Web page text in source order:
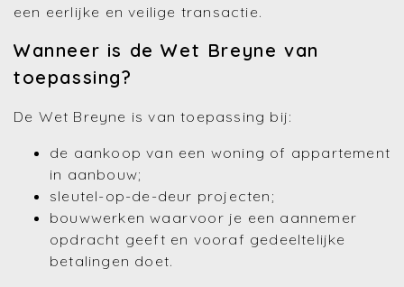
een eerlijke en veilige transactie.
Wanneer is de Wet Breyne van
toepassing?
De Wet Breyne is van toepassing bij:
de aankoop van een woning of appartement
in aanbouw;
sleutel-op-de-deur projecten;
bouwwerken waarvoor je een aannemer
opdracht geeft en vooraf gedeeltelijke
betalingen doet.